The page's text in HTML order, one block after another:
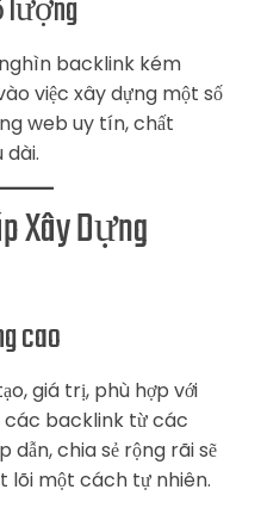
lượng
backlink kém
việc xây dựng một số
web uy tín, chất
dài.
Xây Dựng
cao
giá trị, phù hợp với
các backlink từ các
dẫn, chia sẻ rộng rãi sẽ
lõi một cách tự nhiên.